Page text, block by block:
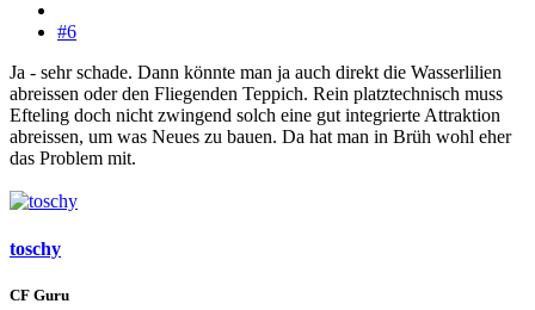
#6
Ja - sehr schade. Dann könnte man ja auch direkt die Wasserlilien
abreissen oder den Fliegenden Teppich. Rein platztechnisch muss
Efteling doch nicht zwingend solch eine gut integrierte Attraktion
abreissen, um was Neues zu bauen. Da hat man in Brüh wohl eher
das Problem mit.
toschy
CF Guru